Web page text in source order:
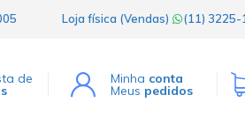
Loja física (Vendas) (11) 3225-
de Minha conta
Meus pedidos